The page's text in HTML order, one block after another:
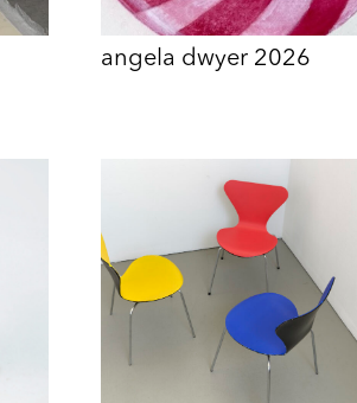
angela dwyer 2026